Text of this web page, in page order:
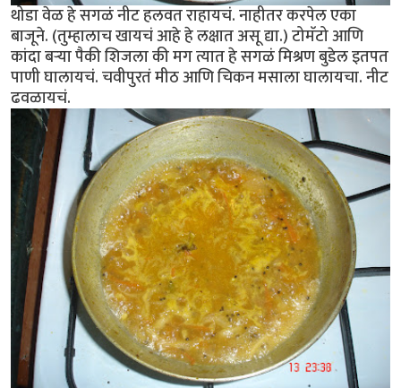
थोडा वेळ हे सगळं नीट हलवत राहायचं. नाहीतर करपेल एका
बाजूने. (तुम्हालाच खायचं आहे हे लक्षात असू द्या.) टोमॅटो आणि
कांदा बर्‍या पैकी शिजला की मग त्यात हे सगळं मिश्रण बुडेल इतपत
पाणी घालायचं. चवीपुरतं मीठ आणि चिकन मसाला घालायचा. नीट
ढवळायचं.